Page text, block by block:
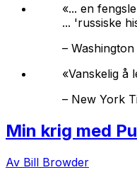
«... en
... 'russiske
–
«Vanskelig å
– New York
Min krig med
Av Bill Browder